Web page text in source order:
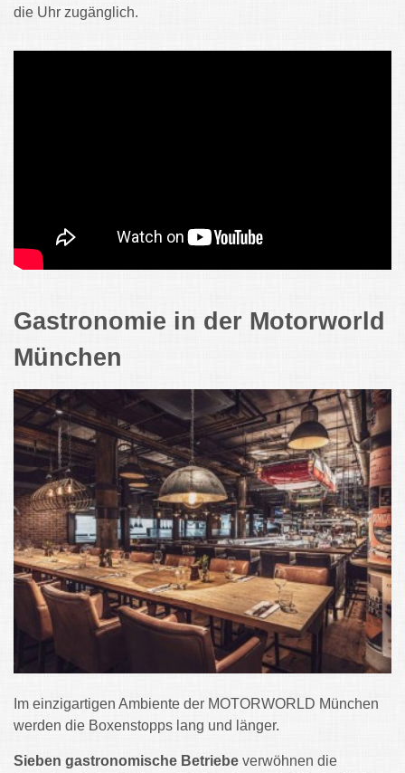
die Uhr zugänglich.
Gastronomie in der Motorworld
München
Im einzigartigen Ambiente der MOTORWORLD München
werden die Boxenstopps lang und länger.
Sieben gastronomische Betriebe verwöhnen die